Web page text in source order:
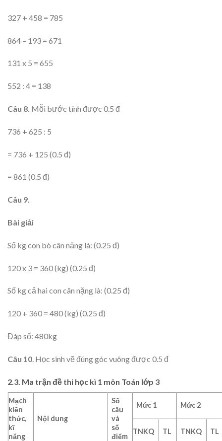
327 + 458 = 785
864 – 193 = 671
131 x 5 = 655
552 : 4 = 138
Câu 8. Mỗi bước tính được 0.5 đ
736 + 625 : 5
= 736 + 125 (0.5 đ)
= 861 (0.5 đ)
Câu 9.
Bài giải
Số kg con bò cân nặng là: (0.25 đ)
120 x 3 = 360 (kg) (0.25 đ)
Số kg cả hai con cân nặng là: (0.25 đ)
120 + 360 = 480 (kg) (0.25 đ)
Đáp số: 480kg
Câu 10 . Học sinh vẽ đúng góc vuông được 0.5 đ
2.3. Ma trận đề thi học kì 1 môn Toán lớp 3
Mạch
kiến
thức,
kĩ
năng
Nội dung
Số
câu
và
số
điểm
Mức 1 Mức 2
TNKQ TL TNKQ TL